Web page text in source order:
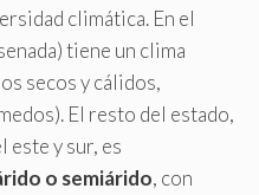
climática. En el
tiene un clima
secos y cálidos,
El resto del estado,
este y sur, es
o semiárido, con